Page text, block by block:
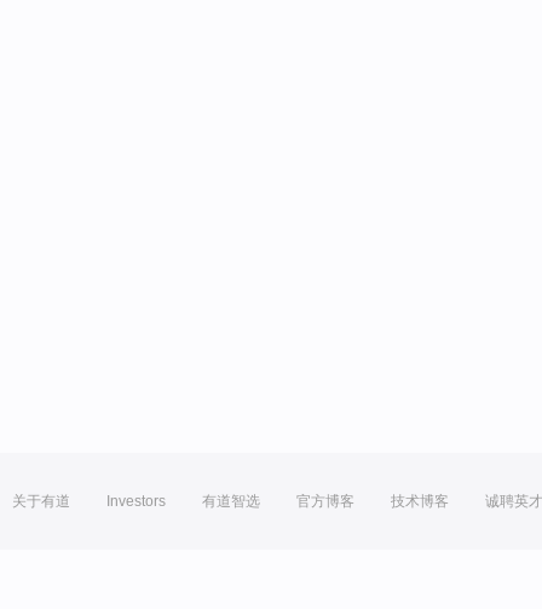
关于有道 Investors 有道智选 官方博客 技术博客 诚聘英才